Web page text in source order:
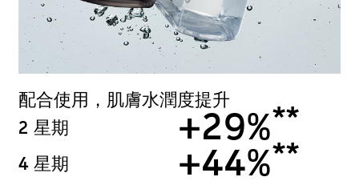
配合使用，肌膚水潤度提升
2 星期
+29%**
4 星期 +44%**